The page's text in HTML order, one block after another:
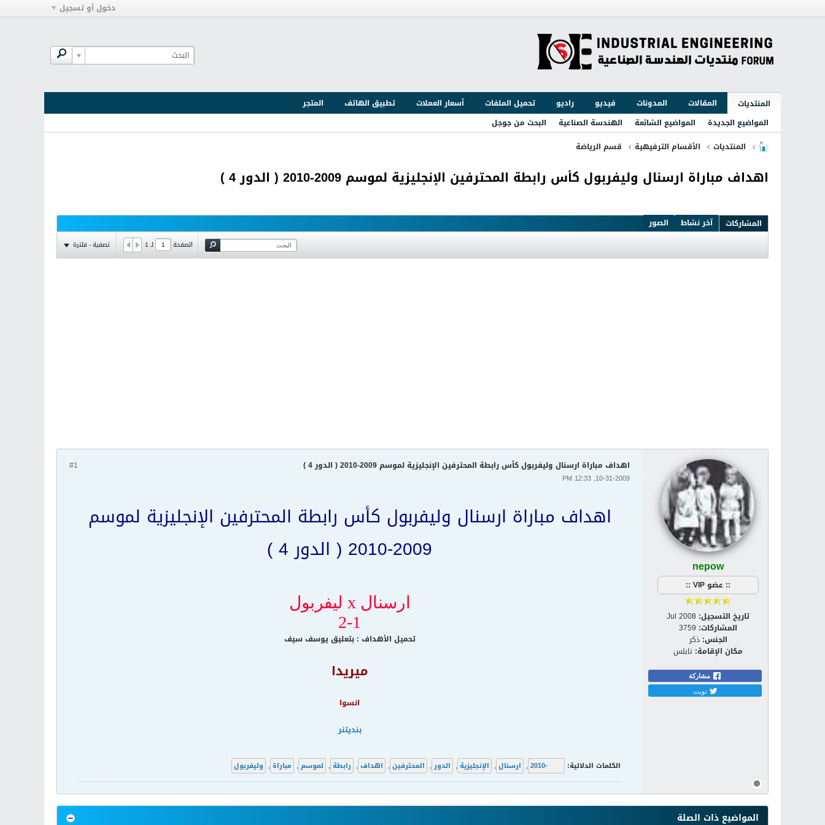
دخول أو تسجيل
المنتديات المقالات المدونات فيديو راديو تحميل الملفات أسعار العملات تطبيق الهاتف
المتجر
المواضيع الجديدة
المواضيع الشائعة الهندسة الصناعية
البحث من جوجل
المنتديات
الأقسام الترفيهية قسم الرياضة
اهداف مباراة ارسنال وليفربول كأس رابطة المحترفين الإنجليزية لموسم 2009-2010 ( الدور 4 )
المشاركات آخر نشاط الصور
الصفحة لـ1 تصفية - فلترة
nepow
:: عضو VIP ::
تاريخ التسجيل: Jul 2008
المشاركات: 3759
الجنس: ذكر
مكان الإقامة: نابلس
مشاركة
تويت
#1 اهداف مباراة ارسنال وليفربول كأس رابطة المحترفين الإنجليزية لموسم 2009-2010 ( الدور 4 )
10-31-2009, 12:33 PM
اهداف مباراة ارسنال وليفربول كأس رابطة المحترفين الإنجليزية لموسم
2009-2010 ( الدور 4 )
ارسنال x ليفربول
2-1
تحميل الأهداف : بتعليق يوسف سيف
ميريدا
انسوا
بنديتنر
الكلمات الدلالية: , ارسنال , الإنجليزية , الدور , المحترفين , اهداف , رابطة , لموسم , مباراة , وليفربول
المواضيع ذات الصلة